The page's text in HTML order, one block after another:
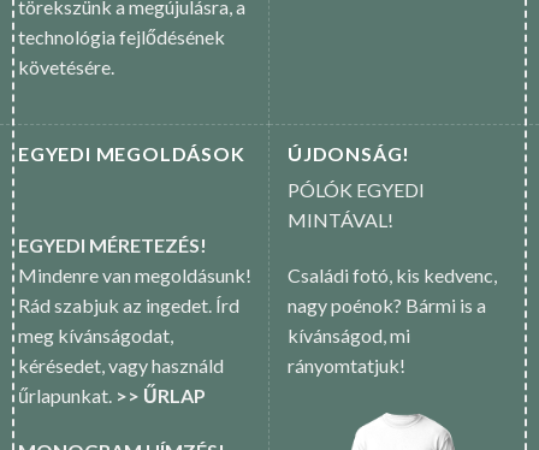
törekszünk a megújulásra, a
technológia fejlődésének
követésére.
EGYEDI MEGOLDÁSOK
EGYEDI MÉRETEZÉS!
Mindenre van megoldásunk!
Rád szabjuk az ingedet. Írd
meg kívánságodat,
kérésedet, vagy használd
űrlapunkat. >> ŰRLAP
ÚJDONSÁG!
PÓLÓK EGYEDI
MINTÁVAL!
Családi fotó, kis kedvenc,
nagy poénok? Bármi is a
kívánságod, mi
rányomtatjuk!